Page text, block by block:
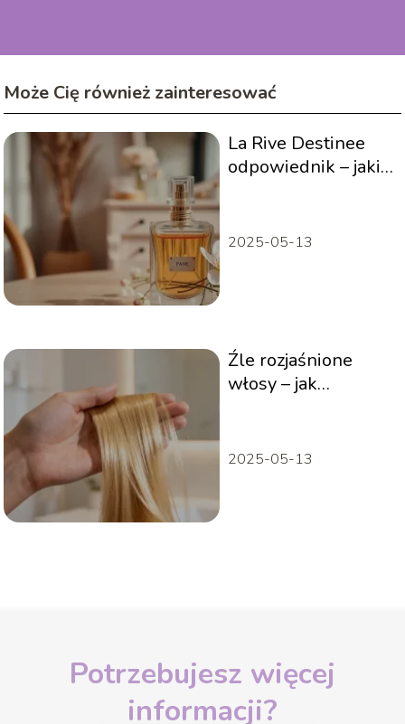
Może Cię również zainteresować
La Rive Destinee
odpowiednik – jakie
2025-05-13
Źle rozjaśnione
włosy – jak
2025-05-13
Potrzebujesz więcej
informacji?